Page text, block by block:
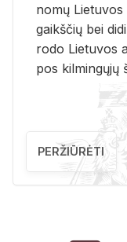
no­mų
gaikš­čių bei
ro­do Lie­tu­vos
pos kil­min­gų­jų
PERŽIŪRĖTI